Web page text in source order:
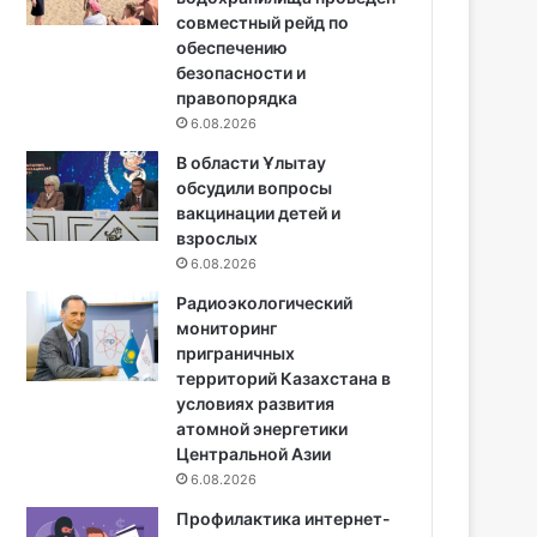
совместный рейд по
обеспечению
безопасности и
правопорядка
6.08.2026
В области Ұлытау
обсудили вопросы
вакцинации детей и
взрослых
6.08.2026
Радиоэкологический
мониторинг
приграничных
территорий Казахстана в
условиях развития
атомной энергетики
Центральной Азии
6.08.2026
Профилактика интернет-